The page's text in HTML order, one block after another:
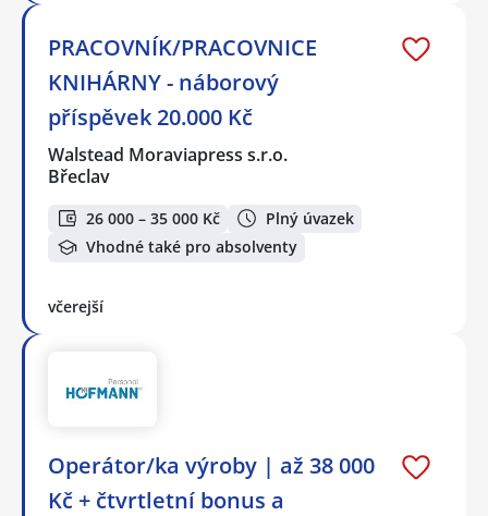
PRACOVNÍK/PRACOVNICE
KNIHÁRNY - náborový
příspěvek 20.000 Kč
Walstead Moraviapress s.r.o.
Břeclav
26 000 – 35 000 Kč
Plný úvazek
Vhodné také pro absolventy
včerejší
Operátor/ka výroby | až 38 000
Kč + čtvrtletní bonus a